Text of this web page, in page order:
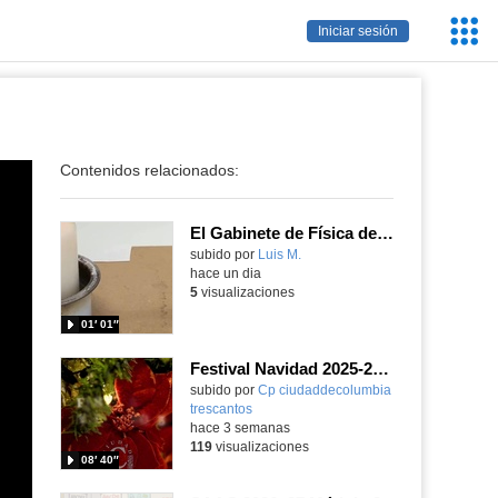
Iniciar sesión
Contenidos relacionados:
El Gabinete de Física del IES Enrique Tierno Galván de Parla (Curso 25-26)
Contenido educativo.
subido por Luis M.
01′ 01″
hace un dia
5visualizaciones
Festival Navidad 2025-26 - Infantil 3 años
subido por Cp ciudaddecolumbia
trescantos
08′ 40″
-
hace 3 semanas
119visualizaciones